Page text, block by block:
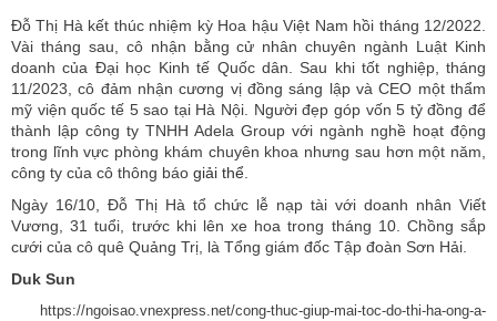
Đỗ Thị Hà kết thúc nhiệm kỳ Hoa hậu Việt Nam hồi tháng 12/2022.
Vài tháng sau, cô nhận bằng cử nhân chuyên ngành Luật Kinh
doanh của Đại học Kinh tế Quốc dân. Sau khi tốt nghiệp, tháng
11/2023, cô đảm nhận cương vị đồng sáng lập và CEO một thẩm
mỹ viện quốc tế 5 sao tại Hà Nội. Người đẹp góp vốn 5 tỷ đồng để
thành lập công ty TNHH Adela Group với ngành nghề hoạt động
trong lĩnh vực phòng khám chuyên khoa nhưng sau hơn một năm,
công ty của cô thông báo giải thể
Ngày 16/10, Đỗ Thị Hà tổ chức lễ nạp tài với doanh nhân Viết
Vương, 31 tuổi, trước khi lên xe hoa trong tháng 10. Chồng sắp
cưới của cô quê Quảng Trị, là Tổng giám đốc Tập đoàn Sơn Hải.
Duk Sun
https://ngoisao.vnexpress.net/cong-thuc-giup-mai-toc-do-thi-ha-ong-a-